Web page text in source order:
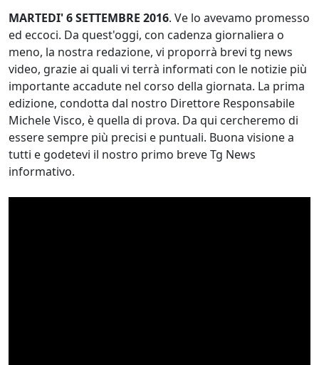
MARTEDI' 6 SETTEMBRE 2016. Ve lo avevamo promesso
ed eccoci. Da quest'oggi, con cadenza giornaliera o
meno, la nostra redazione, vi proporrà brevi tg news
video, grazie ai quali vi terrà informati con le notizie più
importante accadute nel corso della giornata. La prima
edizione, condotta dal nostro Direttore Responsabile
Michele Visco, è quella di prova. Da qui cercheremo di
essere sempre più precisi e puntuali. Buona visione a
tutti e godetevi il nostro primo breve Tg News
informativo.